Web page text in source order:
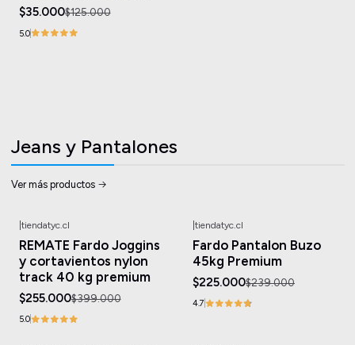
$35.000$125.000
5.0
Jeans y Pantalones
Ver más productos
tiendatyc.cl
REMATE Fardo Joggins
y cortavientos nylon
track 40 kg premium
$255.000$399.000
5.0
tiendatyc.cl
Fardo Pantalon Buzo
45kg Premium
$225.000$239.000
4.7